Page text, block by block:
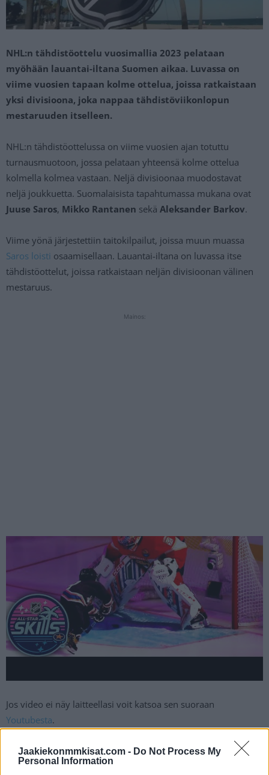
Jaakiekonmmkisat.com - Do Not Process My
Personal Information
NHL:n tähdistöottelu vuosimallia 2023 pelataan
myöhään lauantai-iltana Suomen aikaa. Luvassa on
viime vuosien tapaan kolme ottelua, joissa ratkaistaan
yksi divisioona, joka nappaa tähdistöviikonlopun
mestaruuden itselleen.
NHL:n tähdistöottelussa on viime vuosien ajan totuttu
turnausmuotoon, jossa pelataan yhteensä kolme ottelua
kolmella kolmea vastaan. Neljä divisioonaa muodostavat
neljä joukkuetta. Suomalaisista tapahtumassa mukana ovat
Juuse Saros, Mikko Rantanen sekä Aleksander Barkov.
Viime yönä järjestettiin taitokilpailut, joissa muun muassa
Saros loisti osaamisellaan. Lauantai-iltana on luvassa itse
tähdistöottelut, joissa ratkaistaan neljän divisioonan välinen
mestaruus.
Mainos:
Jos video ei näy laitteellasi voit katsoa sen suoraan
Youtubesta.
Lauantai-illan tähdistöottelu alkaa semifinaaleilla, jonka
jälkeen ratkaistaan finaalissa voittaja. Ensimmäisessä